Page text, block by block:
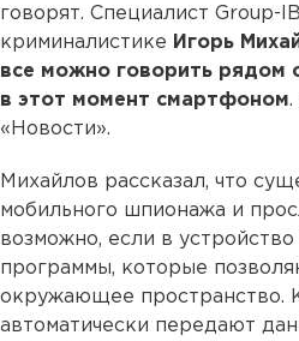
говорят. Специалист Group-
криминалистике Игорь
все можно говорить
в этот момент смартфоном.
«Новости».
Михайлов рассказал, что
мобильного шпионажа и
возможно, если в
программы, которые
окружающее пространство.
автоматически передают